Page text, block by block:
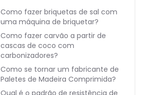
Como fazer briquetas de sal com
uma máquina de briquetar?
Como fazer carvão a partir de
cascas de coco com
carbonizadores?
Como se tornar um fabricante de
Paletes de Madeira Comprimida?
Qual é o padrão de resistência de